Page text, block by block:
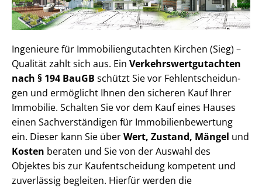
Ingenieure für Im­mo­bi­li­en­gut­ach­ten Kirchen (Sieg) –
Qualität zahlt sich aus. Ein Ver­kehrs­wert­gut­ach­ten
nach § 194 BauGB schützt Sie vor Fehl­ent­schei­dun­
gen und ermöglicht Ihnen den sicheren Kauf Ihrer
Immobilie. Schalten Sie vor dem Kauf eines Hauses
einen Sach­ver­stän­di­gen für Im­mo­bi­li­en­be­wer­tung
ein. Dieser kann Sie überWert, Zustand, Mängel und
Kosten beraten und Sie von der Auswahl des
Objektes bis zur Kauf­ent­schei­dung kompetent und
zuverlässig begleiten. Hierfür werden die